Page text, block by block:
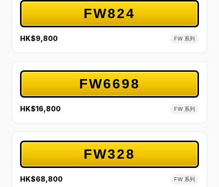
FW824
HK$9,800 FW 系列
FW6698
HK$16,800 FW 系列
FW328
HK$68,800 FW 系列